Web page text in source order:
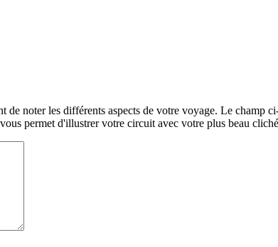
de noter les différents aspects de votre voyage. Le
permet d'illustrer votre circuit avec votre plus beau